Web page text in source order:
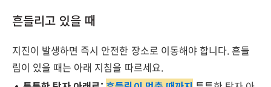
흔들리고 있을 때
지진이 발생하면 즉시 안전한 장소로 이동해야 합니다. 흔들
림이 있을 때는 아래 지침을 따르세요.